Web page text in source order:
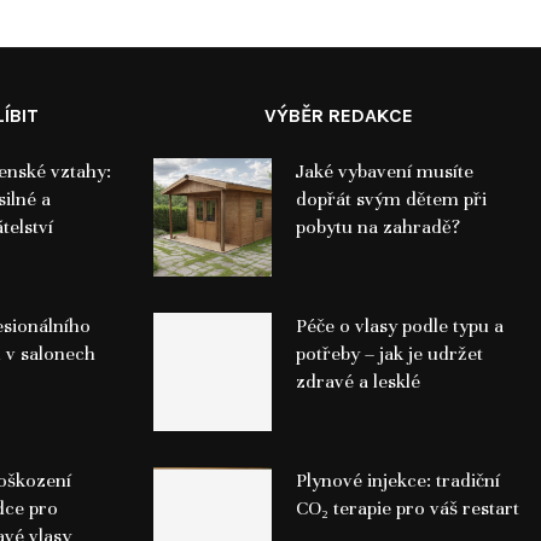
vztahy:
a
salonech
pro
vlasy
VÝBĚR REDAKCE
Jaké vybavení musíte
dopřát svým dětem při
pobytu na zahradě?
Péče o vlasy podle typu a
potřeby – jak je udržet
zdravé a lesklé
Plynové injekce: tradiční
CO₂ terapie pro váš restart